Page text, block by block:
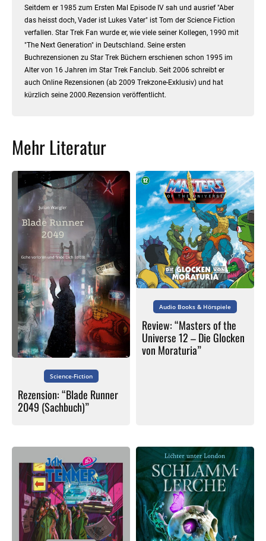
Seitdem er 1985 zum Ersten Mal Episode IV sah und ausrief "Aber
das heisst doch, Vader ist Lukes Vater" ist Tom der Science Fiction
verfallen. Star Trek Fan wurde er, wie viele seiner Kollegen, 1990 mit
"The Next Generation" in Deutschland. Seine ersten
Buchrezensionen zu Star Trek Büchern erschienen schon 1995 im
Alter von 16 Jahren im Star Trek Fanclub. Seit 2006 schreibt er
auch Online Rezensionen (ab 2009 Trekzone-Exklusiv) und hat
kürzlich seine 2000.Rezension veröffentlicht.
Mehr Literatur
Science-Fiction
Rezension: “Blade Runner
2049 (Sachbuch)”
Audio Books & Hörspiele
Review: “Masters of the
Universe 12 – Die Glocken
von Moraturia”